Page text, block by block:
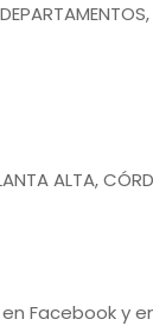
ALTA,
Facebook y